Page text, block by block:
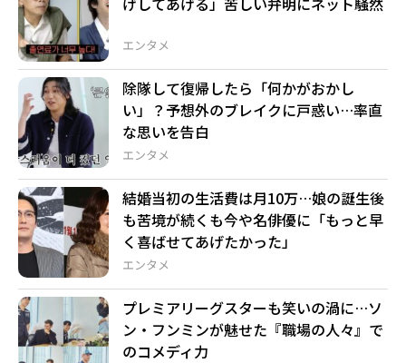
エンタメ
エンタメ
除隊して復帰したら「何かがおかし
い」？予想外のブレイクに戸惑い…率直
な思いを告白
エンタメ
結婚当初の生活費は月10万…娘の誕生後
も苦境が続くも今や名俳優に「もっと早
く喜ばせてあげたかった」
プレミアリーグスターも笑いの渦に…ソ
ン・フンミンが魅せた『職場の人々』で
のコメディ力